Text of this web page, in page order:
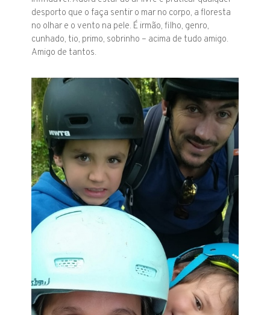
desporto que o faça sentir o mar no corpo, a floresta
no olhar e o vento na pele. É irmão, filho, genro,
cunhado, tio, primo, sobrinho – acima de tudo amigo.
Amigo de tantos.